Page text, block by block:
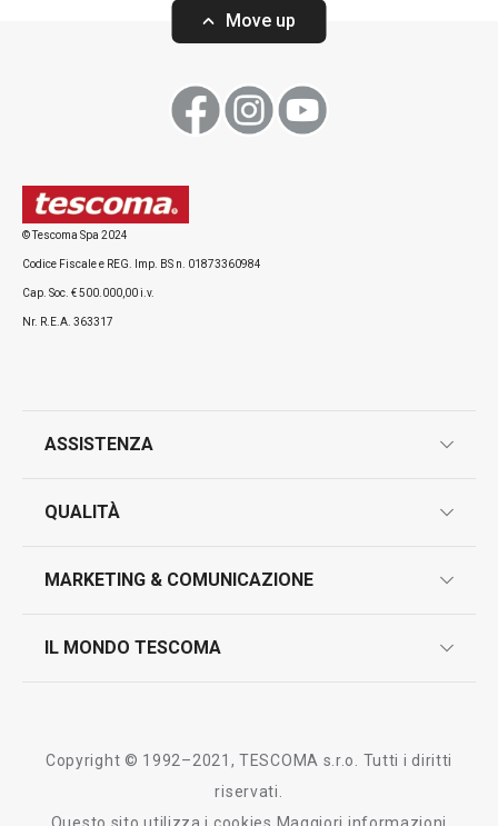
Move up
© Tescoma Spa 2024
Codice Fiscale e REG. Imp. BS n. 01873360984
Cap. Soc. € 500.000,00 i.v.
Nr. R.E.A. 363317
ASSISTENZA
contatti
QUALITÀ
test sui prodotti
MARKETING & COMUNICAZIONE
IL MONDO TESCOMA
Copyright © 1992–2021, TESCOMA s.r.o. Tutti i diritti
riservati.